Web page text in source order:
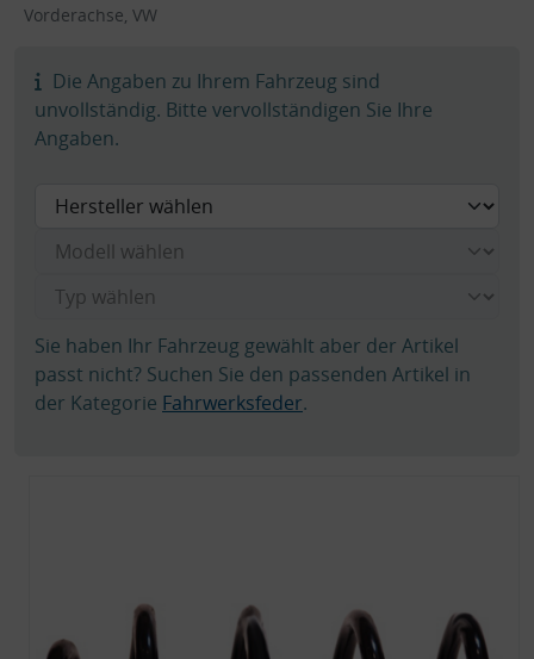
Vorderachse, VW
Die Angaben zu Ihrem Fahrzeug sind
unvollständig. Bitte vervollständigen Sie Ihre
Angaben.
Sie haben Ihr Fahrzeug gewählt aber der Artikel
passt nicht? Suchen Sie den passenden Artikel in
der Kategorie Fahrwerksfeder.